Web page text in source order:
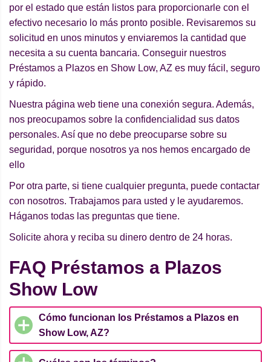
por el estado que están listos para proporcionarle con el
efectivo necesario lo más pronto posible. Revisaremos su
solicitud en unos minutos y enviaremos la cantidad que
necesita a su cuenta bancaria. Conseguir nuestros
Préstamos a Plazos en Show Low, AZ es muy fácil, seguro
y rápido.
Nuestra página web tiene una conexión segura. Además,
nos preocupamos sobre la confidencialidad sus datos
personales. Así que no debe preocuparse sobre su
seguridad, porque nosotros ya nos hemos encargado de
ello
Por otra parte, si tiene cualquier pregunta, puede contactar
con nosotros. Trabajamos para usted y le ayudaremos.
Háganos todas las preguntas que tiene.
Solicite ahora y reciba su dinero dentro de 24 horas.
FAQ Préstamos a Plazos
Show Low
Cómo funcionan los Préstamos a Plazos en
Show Low, AZ?